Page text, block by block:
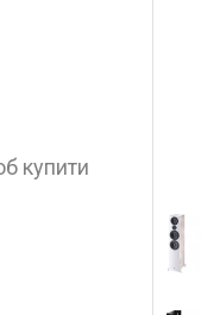
купити